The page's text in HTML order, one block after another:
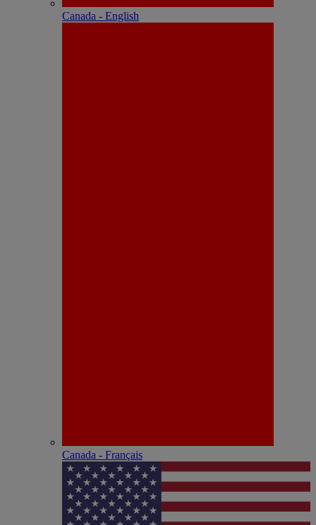
Canada - English
Canada - Français